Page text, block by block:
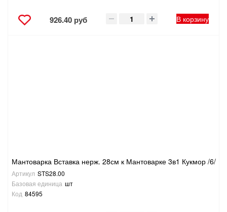
926.40 руб В корзину
Мантоварка Вставка нерж. 28см к Мантоварке 3в1 Кукмор /6/
Артикул STS28.00
Базовая единица шт
Код 84595